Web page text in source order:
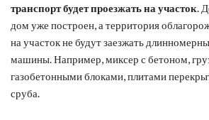
транспорт будет проезжать на участок.
дом уже построен, а территория
на участок не будут заезжать
машины. Например, миксер с бетоном,
газобетонными блоками, плитами
сруба.